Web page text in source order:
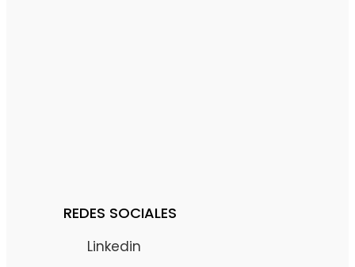
REDES SOCIALES
Linkedin